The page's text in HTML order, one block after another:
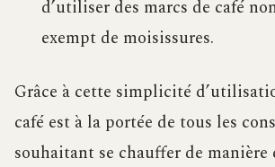
d’utiliser des marcs de café
exempt de moisissures.
Grâce à cette simplicité
café est à la portée de tous les
souhaitant se chauffer de